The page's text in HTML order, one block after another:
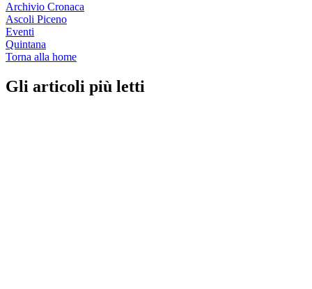
Archivio Cronaca
Ascoli Piceno
Eventi
Quintana
Torna alla home
Gli articoli più letti